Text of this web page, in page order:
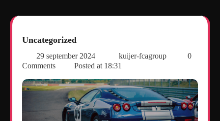
Uncategorized
29 september 2024 kuijer-fcagroup
0
Comments
Posted at 18:31